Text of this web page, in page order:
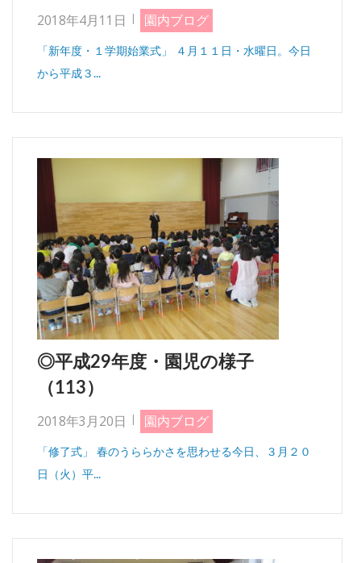
2018年4月11日 園内ブログ
「新年度・１学期始業式」 ４月１１日・水曜日。今日
から平成３...
◎平成29年度・園児の様子
（113）
2018年3月20日 園内ブログ
「修了式」 春のうららかさを思わせる今日、３月２０
日（火）平...